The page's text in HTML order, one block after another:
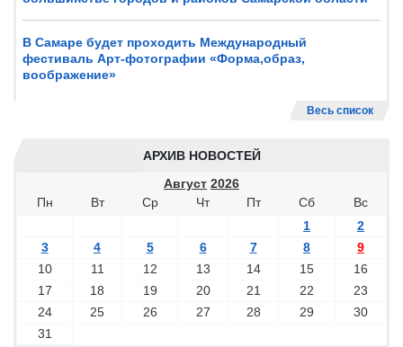
В Самаре будет проходить Международный
фестиваль Арт-фотографии «Форма,образ,
воображение»
Весь список
АРХИВ НОВОСТЕЙ
Август 2026
Пн
Вт Ср Чт Пт Сб
Вс
1
2
3
4 5 6 7 8
9
10
11 12 13 14 15
16
17
18 19 20 21 22
23
24
25 26 27 28 29
30
31